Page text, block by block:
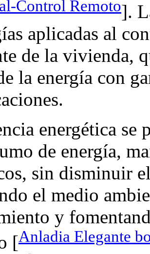
Control Remoto].
aplicadas al
de la vivienda,
la energía con
energética se
de energía,
sin disminuir
el medio
y
[Anladia Elegante